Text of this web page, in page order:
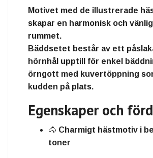
Motivet med de illustrerade
skapar en harmonisk och
rummet.
Bäddsetet består av ett
hörnhål upptill
för enkel
örngott med kuvertöppning
kudden på plats.
Egenskaper och
🐴 Charmigt hästmotiv i
toner